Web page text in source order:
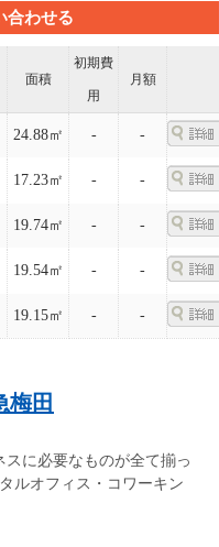
合わせる
面積
初期費
用
月額
24.88㎡ - -
17.23㎡ - -
19.74㎡ - -
19.54㎡ - -
19.15㎡ - -
梅田
スに必要なものが全て揃っ
ルオフィス・コワーキン